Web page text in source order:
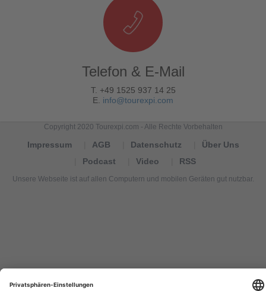
Telefon & E-Mail
T. +49 1525 937 14 25
E. info@tourexpi.com
Copyright 2020 Tourexpi.com - Alle Rechte Vorbehalten
Impressum AGB Datenschutz
Über Uns
Podcast
Video RSS
Unsere Webseite ist auf allen Computern und mobilen Geräten gut nutzbar.
turismo,